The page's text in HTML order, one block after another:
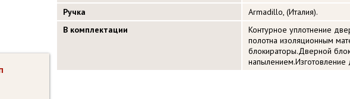
Ручка
Armadillo, (Италия).
В комплектации
Контурное уплотнение
полотна изоляционным
блокираторы.Дверной